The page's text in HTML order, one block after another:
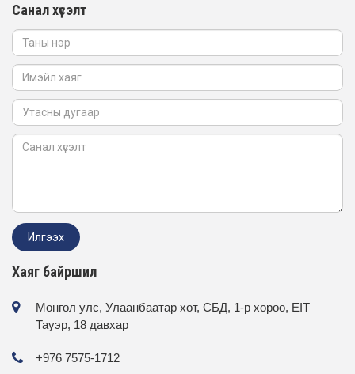
Санал хүсэлт
Хаяг байршил
Монгол улс, Улаанбаатар хот, СБД, 1-р хороо, EIT
Тауэр, 18 давхар
+976 7575-1712